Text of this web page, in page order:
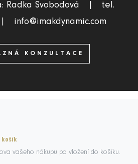
Radka Svobodová | tel.
info@imakdynamic.com
KONZULTACE
košík
vašeho nákupu po vložení do košíku.